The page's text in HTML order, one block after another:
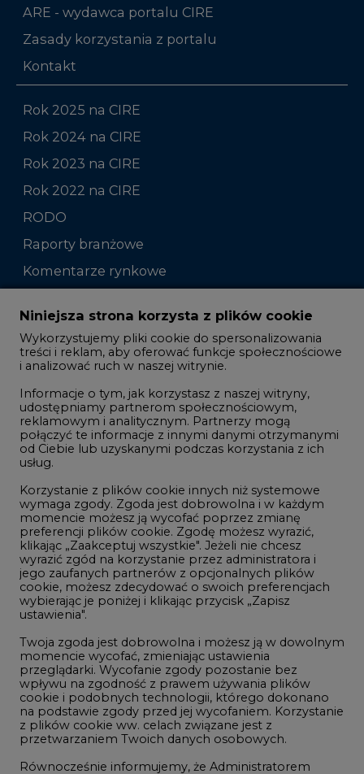
ARE - wydawca portalu CIRE
Zasady korzystania z portalu
Kontakt
Rok 2025 na CIRE
Rok 2024 na CIRE
Rok 2023 na CIRE
Rok 2022 na CIRE
RODO
Raporty branżowe
Komentarze rynkowe
Zmiany kadrowe na rynku
Studio CIRE
Rozmowy o energetyce
Gospodarka
Geopolityka
LTE450
Innowacje i AI
Telekomunikacja i IT
Handel emisjami CO2
Wodór
Górnictwo
Atom
Fotowoltaika
Offshore wind
Niniejsza strona korzysta z plików cookie
Wykorzystujemy pliki cookie do spersonalizowania
treści i reklam, aby oferować funkcje społecznościowe
i analizować ruch w naszej witrynie.
Informacje o tym, jak korzystasz z naszej witryny,
udostępniamy partnerom społecznościowym,
reklamowym i analitycznym. Partnerzy mogą
połączyć te informacje z innymi danymi otrzymanymi
od Ciebie lub uzyskanymi podczas korzystania z ich
usług.
Korzystanie z plików cookie innych niż systemowe
wymaga zgody. Zgoda jest dobrowolna i w każdym
momencie możesz ją wycofać poprzez zmianę
preferencji plików cookie. Zgodę możesz wyrazić,
klikając „Zaakceptuj wszystkie". Jeżeli nie chcesz
wyrazić zgód na korzystanie przez administratora i
jego zaufanych partnerów z opcjonalnych plików
cookie, możesz zdecydować o swoich preferencjach
wybierając je poniżej i klikając przycisk „Zapisz
ustawienia".
Twoja zgoda jest dobrowolna i możesz ją w dowolnym
momencie wycofać, zmieniając ustawienia
przeglądarki. Wycofanie zgody pozostanie bez
wpływu na zgodność z prawem używania plików
cookie i podobnych technologii, którego dokonano
na podstawie zgody przed jej wycofaniem. Korzystanie
z plików cookie ww. celach związane jest z
przetwarzaniem Twoich danych osobowych.
Równocześnie informujemy, że Administratorem